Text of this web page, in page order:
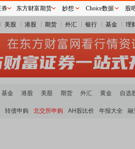
美股 港股 期货 外汇 银行 基金 理
基金 港股 美股 期货 外汇 黄金 自选
转债申购 北交所申购 AH股比价 年报大全 融
券 东方财富期货 妙想 Choice数据 股